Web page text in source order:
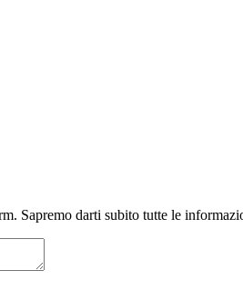
Sapremo darti subito tutte le